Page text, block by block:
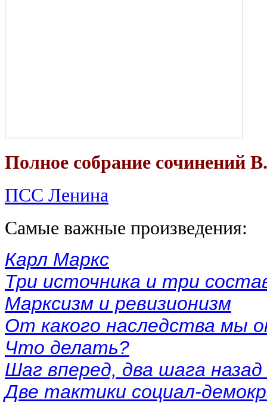
Полное собрание сочинений
ПСС Ленина
Самые важные произведения:
Карл Маркс
Три источника и три
Марксизм и ревизионизм
От какого наследства мы
Что делать?
Шаг вперед, два шага
Две тактики социал-